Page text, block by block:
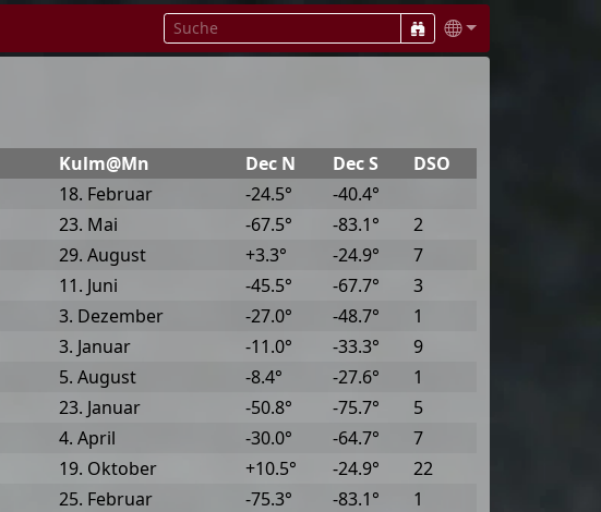
Kulm@Mn Dec N Dec S
DSO
18. Februar -24.5°
-40.4°
23. Mai -67.5° -83.1°
2
29. August +3.3° -24.9°
7
11. Juni -45.5° -67.7°
3
3. Dezember -27.0° -48.7°
1
3. Januar -11.0° -33.3°
9
5. August -8.4° -27.6°
1
23. Januar -50.8° -75.7°
5
4. April -30.0° -64.7°
7
19. Oktober +10.5° -24.9°
22
25. Februar -75.3° -83.1°
1